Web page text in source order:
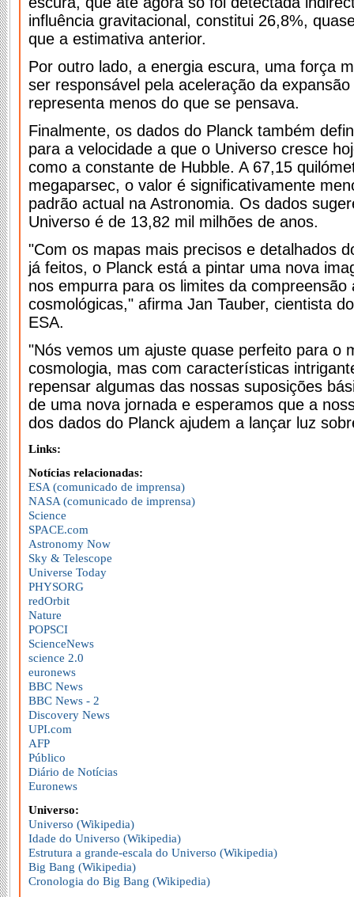
influência gravitacional, constitui 26,8%,
que a estimativa anterior.
Por outro lado, a energia escura, uma força
ser responsável pela aceleração da
representa menos do que se pensava.
Finalmente, os dados do Planck também
para a velocidade a que o Universo cresce
como a constante de Hubble. A 67,15
megaparsec, o valor é significativamente
padrão actual na Astronomia. Os dados
Universo é de 13,82 mil milhões de anos.
"Com os mapas mais precisos e detalhados
já feitos, o Planck está a pintar uma nova
nos empurra para os limites da compreensão
cosmológicas," afirma Jan Tauber, cientista
ESA.
"Nós vemos um ajuste quase perfeito para o
cosmologia, mas com características
repensar algumas das nossas suposições
de uma nova jornada e esperamos que a
dos dados do Planck ajudem a lançar luz
Links:
Notícias relacionadas:
ESA (comunicado de imprensa)
NASA (comunicado de imprensa)
Science
SPACE.com
Astronomy Now
Sky & Telescope
Universe Today
PHYSORG
redOrbit
Nature
POPSCI
ScienceNews
science 2.0
euronews
BBC News
BBC News - 2
Discovery News
UPI.com
AFP
Público
Diário de Notícias
Euronews
Universo:
Universo (Wikipedia)
Idade do Universo (Wikipedia)
Estrutura a grande-escala do Universo (Wikipedia)
Big Bang (Wikipedia)
Cronologia do Big Bang (Wikipedia)